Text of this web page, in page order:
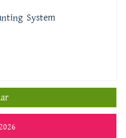
System